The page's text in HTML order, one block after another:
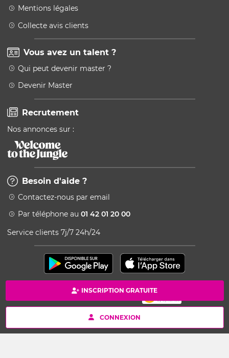
INSCRIPTION GRATUITE
CONNEXION
Mentions légales
Collecte avis clients
Vous avez un talent ?
Qui peut devenir master ?
Devenir Master
Recrutement
Nos annonces sur :
Besoin d'aide ?
Contactez-nous par email
Par téléphone au 01 42 01 20 00
Service clients 7j/7 24h/24
Paiement 100% sécurisé
Copyright © 2026 Kang - Powered by Ingenio